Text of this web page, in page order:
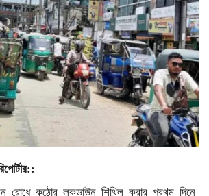
রোধে কঠোর লকডাউন শিথিল করার প্রথম দিনে